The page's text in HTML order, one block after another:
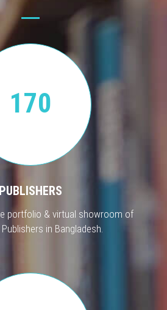
170
PUBLISHERS
portfolio & virtual showroom of
in Bangladesh.